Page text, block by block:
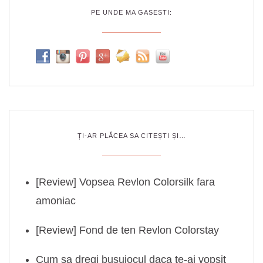
PE UNDE MA GASESTI:
ȚI-AR PLĂCEA SA CITEȘTI ȘI…
[Review] Vopsea Revlon Colorsilk fara
amoniac
[Review] Fond de ten Revlon Colorstay
Cum sa dregi busuiocul daca te-ai vopsit